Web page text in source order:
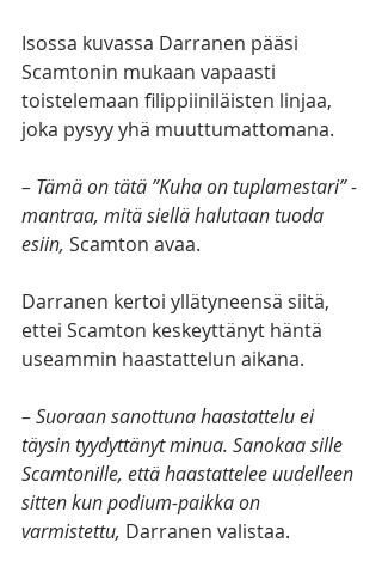
Isossa kuvassa Darranen pääsi
Scamtonin mukaan vapaasti
toistelemaan filippiiniläisten linjaa,
joka pysyy yhä muuttumattomana.
– Tämä on tätä ”Kuha on tuplamestari” -
mantraa, mitä siellä halutaan tuoda
esiin, Scamton avaa.
Darranen kertoi yllätyneensä siitä,
ettei Scamton keskeyttänyt häntä
useammin haastattelun aikana.
– Suoraan sanottuna haastattelu ei
täysin tyydyttänyt minua. Sanokaa sille
Scamtonille, että haastattelee uudelleen
sitten kun podium-paikka on
varmistettu, Darranen valistaa.